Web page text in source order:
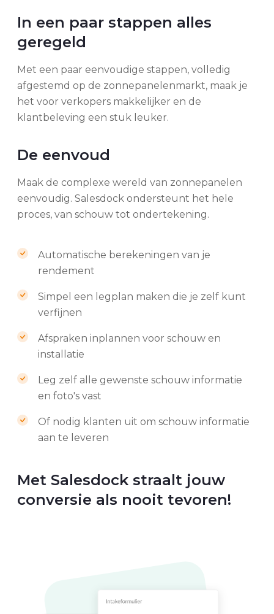
In een paar stappen alles
geregeld
Met een paar eenvoudige stappen, volledig
afgestemd op de zonnepanelenmarkt, maak je
het voor verkopers makkelijker en de
klantbeleving een stuk leuker.
De eenvoud
Maak de complexe wereld van zonnepanelen
eenvoudig. Salesdock ondersteunt het hele
proces, van schouw tot ondertekening.
Automatische berekeningen van je
rendement
Simpel een legplan maken die je zelf kunt
verfijnen
Afspraken inplannen voor schouw en
installatie
Leg zelf alle gewenste schouw informatie
en foto's vast
Of nodig klanten uit om schouw informatie
aan te leveren
Met Salesdock straalt jouw
conversie als nooit tevoren!